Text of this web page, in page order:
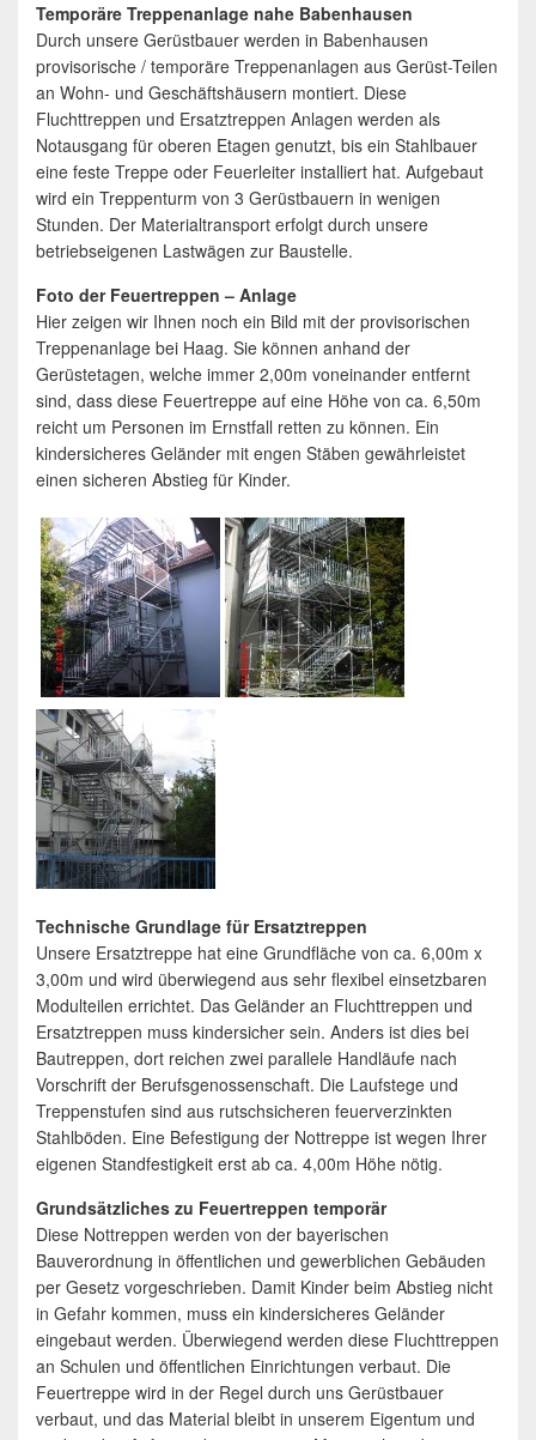
Temporäre Treppenanlage nahe Babenhausen
Durch unsere Gerüstbauer werden in Babenhausen
provisorische / temporäre Treppenanlagen aus Gerüst-Teilen
an Wohn- und Geschäftshäusern montiert. Diese
Fluchttreppen und Ersatztreppen Anlagen werden als
Notausgang für oberen Etagen genutzt, bis ein Stahlbauer
eine feste Treppe oder Feuerleiter installiert hat. Aufgebaut
wird ein Treppenturm von 3 Gerüstbauern in wenigen
Stunden. Der Materialtransport erfolgt durch unsere
betriebseigenen Lastwägen zur Baustelle.
Foto der Feuertreppen – Anlage
Hier zeigen wir Ihnen noch ein Bild mit der provisorischen
Treppenanlage bei Haag. Sie können anhand der
Gerüstetagen, welche immer 2,00m voneinander entfernt
sind, dass diese Feuertreppe auf eine Höhe von ca. 6,50m
reicht um Personen im Ernstfall retten zu können. Ein
kindersicheres Geländer mit engen Stäben gewährleistet
einen sicheren Abstieg für Kinder.
Technische Grundlage für Ersatztreppen
Unsere Ersatztreppe hat eine Grundfläche von ca. 6,00m x
3,00m und wird überwiegend aus sehr flexibel einsetzbaren
Modulteilen errichtet. Das Geländer an Fluchttreppen und
Ersatztreppen muss kindersicher sein. Anders ist dies bei
Bautreppen, dort reichen zwei parallele Handläufe nach
Vorschrift der Berufsgenossenschaft. Die Laufstege und
Treppenstufen sind aus rutschsicheren feuerverzinkten
Stahlböden. Eine Befestigung der Nottreppe ist wegen Ihrer
eigenen Standfestigkeit erst ab ca. 4,00m Höhe nötig.
Grundsätzliches zu Feuertreppen temporär
Diese Nottreppen werden von der bayerischen
Bauverordnung in öffentlichen und gewerblichen Gebäuden
per Gesetz vorgeschrieben. Damit Kinder beim Abstieg nicht
in Gefahr kommen, muss ein kindersicheres Geländer
eingebaut werden. Überwiegend werden diese Fluchttreppen
an Schulen und öffentlichen Einrichtungen verbaut. Die
Feuertreppe wird in der Regel durch uns Gerüstbauer
verbaut, und das Material bleibt in unserem Eigentum und